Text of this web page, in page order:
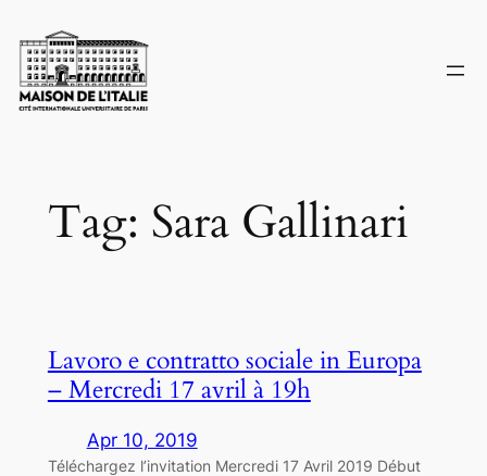
to
content
Tag: Sara Gallinari
Lavoro e contratto sociale in Europa
– Mercredi 17 avril à 19h
Apr 10, 2019
Téléchargez l’invitation Mercredi 17 Avril 2019 Début